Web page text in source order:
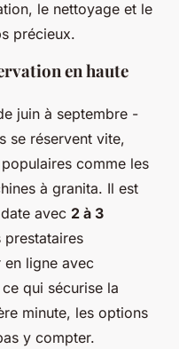
le nettoyage et le
précieux.
en haute
juin à septembre -
se réservent vite,
comme les
à granita. Il est
avec 2 à 3
prestataires
en ligne avec
qui sécurise la
minute, les options
y compter.